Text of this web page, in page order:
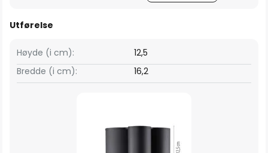
Utførelse
Bredde (i cm): 16,2
Høyde (i cm): 12,5